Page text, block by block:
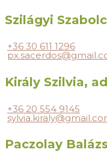
Szilágyi
+36 30 611 1296
Király Szilvia,
+36 20 554 9145
Paczolay